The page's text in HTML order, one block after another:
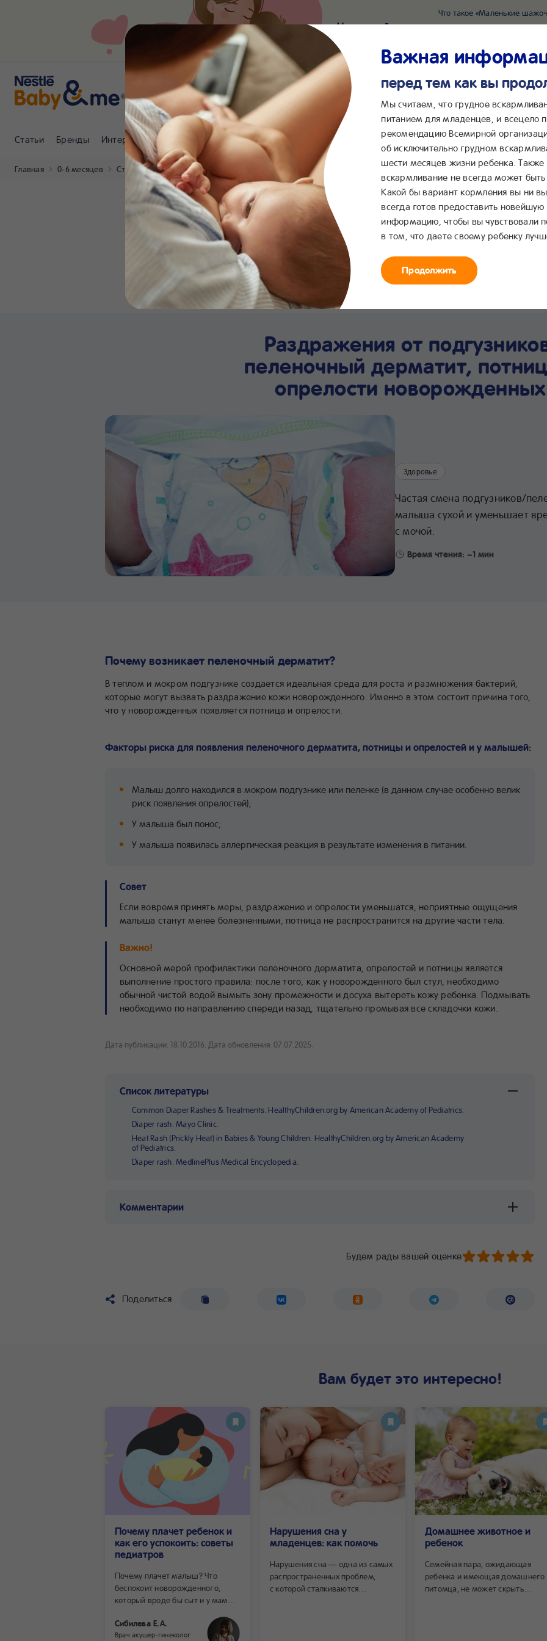
Что такое «Маленькие
Наш новый суперсервис для отслеживания
*2055 Сообщения в
Статьи Бренды Интернет-магазин Клуб Nestlé Baby&me Сервисы Бейбимания
Главная 0-6 месяцев Статьи Раздражения от подгузников: пеленочный дерматит, потница и опрелости новорожденных
Бейбимания Что нового
Интернет-
магазин
Линия заботы
Раздражения от
пеленочный дерматит,
опрелости новорожденных
Здоровье
Частая смена подгузников/
малыша сухой и уменьшает
с мочой.
Время чтения: ~1 мин
Почему возникает пеленочный дерматит?
В теплом и мокром подгузнике создается идеальная среда для роста и размножения бактерий,
которые могут вызвать раздражение кожи новорожденного. Именно в этом состоит причина того,
что у новорожденных появляется потница и опрелости.
Факторы риска для появления пеленочного дерматита, потницы и опрелостей и у малышей:
Малыш долго находился в мокром подгузнике или пеленке (в данном случае особенно велик
риск появления опрелостей);
У малыша был понос;
У малыша появилась аллергическая реакция в результате изменения в питании.
Совет
Если вовремя принять меры, раздражение и опрелости уменьшатся, неприятные ощущения
малыша станут менее болезненными, потница не распространится на другие части тела.
Важно!
Основной мерой профилактики пеленочного дерматита, опрелостей и потницы является
выполнение простого правила: после того, как у новорожденного был стул, необходимо
обычной чистой водой вымыть зону промежности и досуха вытереть кожу ребенка. Подмывать
необходимо по направлению спереди назад, тщательно промывая все складочки кожи.
Дата публикации: 18.10.2016. Дата обновления: 07.07.2025.
Список литературы
Common Diaper Rashes & Treatments. HealthyChildren.org by American Academy of Pediatrics.
Diaper rash. Mayo Clinic.
Heat Rash (Prickly Heat) in Babies & Young Children. HealthyChildren.org by American Academy
of Pediatrics.
Diaper rash. MedlinePlus Medical Encyclopedia.
Комментарии
Будем рады вашей оценке
Поделиться
Вам будет это интересно!
Почему плачет ребенок и
как его успокоить: советы
педиатров
Почему плачет малыш? Что
беспокоит новорожденного,
который вроде бы сыт и у мамы
с грудничком, который
заливается слезами там, где
Сибилева Е.А.
Врач акушер-гинеколог
Нарушения сна у
младенцев: как помочь
Нарушения сна — одна из самых
распространенных проблем,
с которой сталкиваются
Домашнее животное и
ребенок
Семейная пара, ожидающая
ребенка и имеющая домашнего
питомца, не может скрыть
Важная
перед тем как вы
Мы считаем, что грудное
питанием для младенцев, и всецело
рекомендацию Всемирной
об исключительно грудном
шести месяцев жизни ребенка.
вскармливание не всегда может
Какой бы вариант кормления вы ни
всегда готов предоставить
информацию, чтобы вы чувствовали
в том, что даете своему ребенку
Продолжить